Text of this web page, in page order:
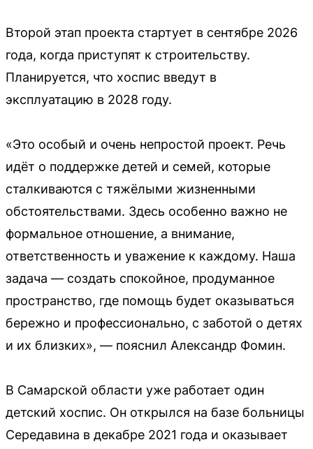
Второй этап проекта стартует в сентябре 2026
года, когда приступят к строительству.
Планируется, что хоспис введут в
эксплуатацию в 2028 году.
«Это особый и очень непростой проект. Речь
идёт о поддержке детей и семей, которые
сталкиваются с тяжёлыми жизненными
обстоятельствами. Здесь особенно важно не
формальное отношение, а внимание,
ответственность и уважение к каждому. Наша
задача — создать спокойное, продуманное
пространство, где помощь будет оказываться
бережно и профессионально, с заботой о детях
и их близких», — пояснил Александр Фомин.
В Самарской области уже работает один
детский хоспис. Он открылся на базе больницы
Середавина в декабре 2021 года и оказывает